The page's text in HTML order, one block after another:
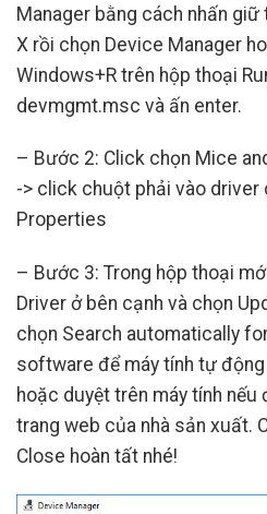
Manager bằng cách nhấn
X rồi chọn Device Manager
Windows+R trên hộp thoại
devmgmt.msc và ấn enter.
– Bước 2: Click chọn Mice
-> click chuột phải vào driver
Properties
– Bước 3: Trong hộp thoại
Driver ở bên cạnh và chọn
chọn Search automatically
software để máy tính tự
hoặc duyệt trên máy tính
trang web của nhà sản xuất.
Close hoàn tất nhé!